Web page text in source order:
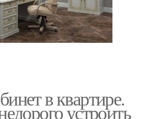
в квартире.
устроить